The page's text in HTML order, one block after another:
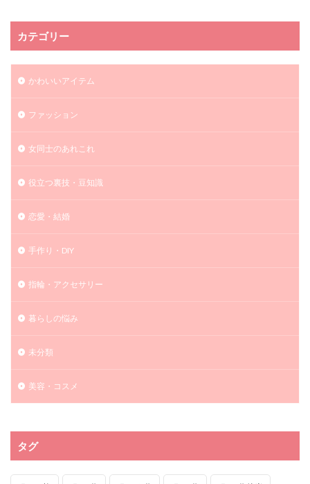
カテゴリー
かわいいアイテム
ファッション
女同士のあれこれ
役立つ裏技・豆知識
恋愛・結婚
手作り・DIY
指輪・アクセサリー
暮らしの悩み
未分類
美容・コスメ
タグ